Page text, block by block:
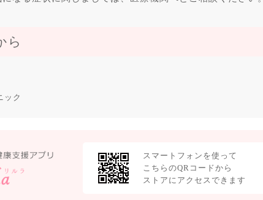
ら
ック
スマートフォンを使って
こちらのQRコードから
ストアにアクセスできます